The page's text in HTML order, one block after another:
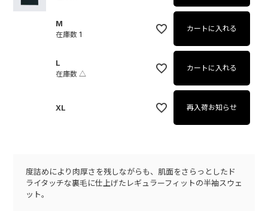
M
在庫数 1
カートに入れる
L
在庫数 △
カートに入れる
XL 再入荷お知らせ
度詰めにより肉厚さを残しながらも、肌面をさらっとしたド
ライタッチな裏毛に仕上げたレギュラーフィットの半袖スウェ
ット。